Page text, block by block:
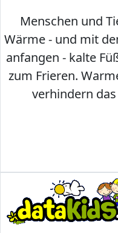
Menschen und
Wärme - und mit
anfangen - kalte
zum Frieren.
verhindern